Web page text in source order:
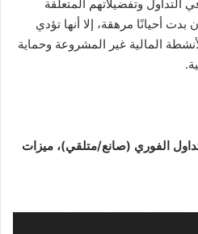
التداول وتفضيلاتهم المتعلقة
أحيانًا مرهقة، إلا أنها تؤدي
المالية غير المشروعة وحماية
الفوري (صانع/متلقي)، ميزات